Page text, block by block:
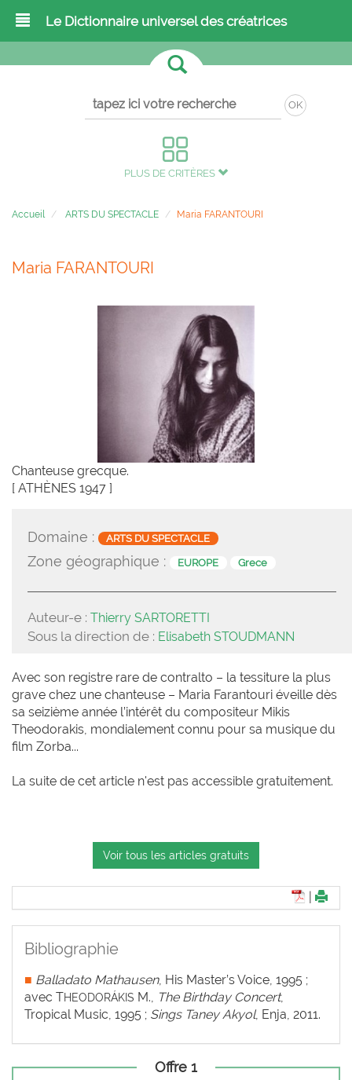
Le Dictionnaire universel des créatrices
OK
PLUS DE CRITÈRES
Accueil ARTS DU SPECTACLE Maria FARANTOURI
Maria FARANTOURI
Chanteuse grecque.
[ ATHÈNES 1947 ]
Domaine : ARTS DU SPECTACLE
Zone géographique : EUROPE Grece
Auteur-e : Thierry SARTORETTI
Sous la direction de : Elisabeth STOUDMANN
Avec son registre rare de contralto – la tessiture la plus
grave chez une chanteuse – Maria Farantouri éveille dès
sa seizième année l’intérêt du compositeur Mikis
Theodorakis, mondialement connu pour sa musique du
film Zorba...
La suite de cet article n'est pas accessible gratuitement.
Voir tous les articles gratuits
Bibliographie
■ Balladato Mathausen, His Master’s Voice, 1995 ;
avec THEODORÁKIS M., The Birthday Concert,
Tropical Music, 1995 ; Sings Taney Akyol, Enja, 2011.
Offre 1